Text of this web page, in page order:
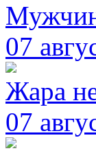
07
Жара
07